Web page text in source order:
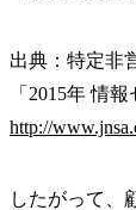
出典：特定非
「2015年 情
http://
したがって、